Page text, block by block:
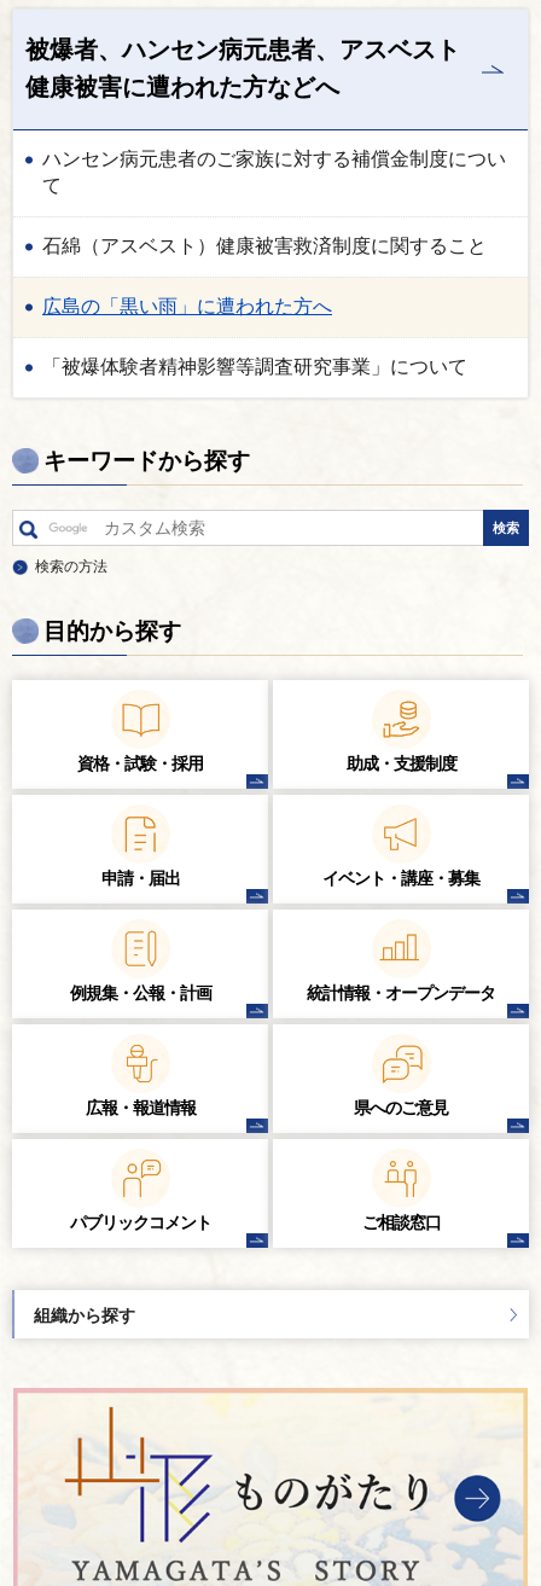
被爆者、ハンセン病元患者、アスベスト
健康被害に遭われた方などへ
ハンセン病元患者のご家族に対する補償金制度につい
て
石綿（アスベスト）健康被害救済制度に関すること
広島の「黒い雨」に遭われた方へ
「被爆体験者精神影響等調査研究事業」について
キーワードから探す
検索の方法
目的から探す
資格・試験・ 採用 助成・支援制度
申請・届出 イベント・講座・ 募集
例規集・公報・計画 統計情報・ オープンデータ
広報・報道情報 県へのご意見
パブリックコメント ご相談窓口
組織から探す